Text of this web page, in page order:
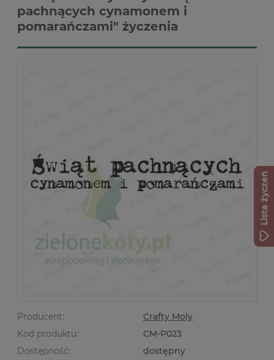
pachnących cynamonem i
pomarańczami" życzenia
Producent:
Crafty Moly
Kod produktu:
CM-P023
Dostępność:
dostępny
Lista życzeń